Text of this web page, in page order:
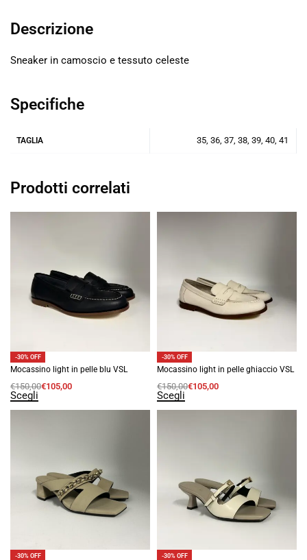
Descrizione
Sneaker in camoscio e tessuto celeste
Specifiche
TAGLIA 35, 36, 37, 38, 39, 40, 41
Prodotti correlati
-30% OFF
Mocassino light in pelle blu VSL
€150,00€105,00
Scegli
-30% OFF
Mocassino light in pelle ghiaccio VSL
€150,00€105,00
Scegli
-30% OFF -30% OFF